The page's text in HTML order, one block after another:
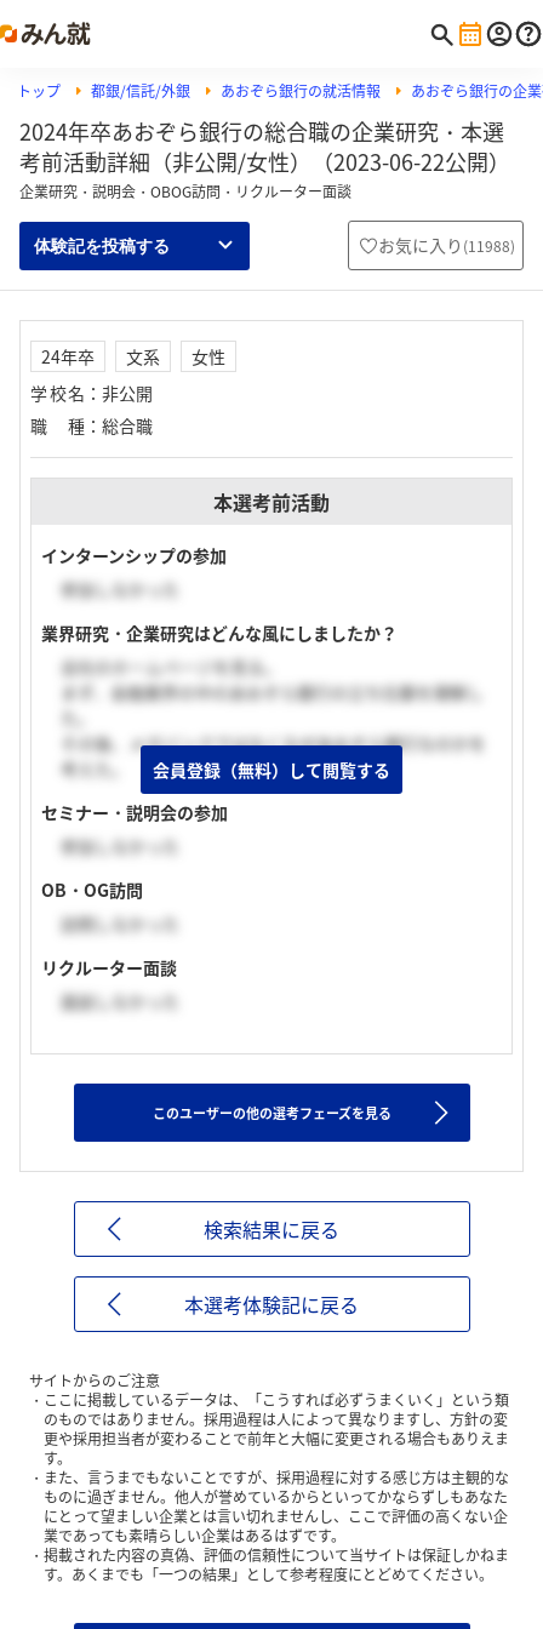
トップ 都銀/信託/外銀 あおぞら銀行の就活情報 あおぞら銀行の企
2024年卒あおぞら銀行の総合職の企業研究・本選
考前活動詳細（非公開/女性）（2023-06-22公開）
企業研究・説明会・OBOG訪問・リクルーター面談
体験記を投稿する お気に入り (11988)
24年卒 文系
女性
学校名 ： 非公開
職種 ： 総合職
本選考前活動
インターンシップの参加
参加しなかった
業界研究・企業研究はどんな風にしましたか？
会社のホームページを見る。
まず、金融業界の中のあおぞら銀行の立ち位置を理解し
その後、メガバンクではなくなぜあおぞら銀行なのかを
考えた。
セミナー・説明会の参加
参加しなかった
OB・OG訪問
訪問しなかった
リクルーター面談
面談しなかった
会員登録（無料）して閲覧する
このユーザーの他の選考フェーズを見る
検索結果に戻る
本選考体験記に戻る
サイトからのご注意
ここに掲載しているデータは、「こうすれば必ずうまくいく」という類
のものではありません。採用過程は人によって異なりますし、方針の変
更や採用担当者が変わることで前年と大幅に変更される場合もありえま
す。
また、言うまでもないことですが、採用過程に対する感じ方は主観的な
ものに過ぎません。他人が誉めているからといってかならずしもあなた
にとって望ましい企業とは言い切れませんし、ここで評価の高くない企
業であっても素晴らしい企業はあるはずです。
掲載された内容の真偽、評価の信頼性について当サイトは保証しかねま
す。あくまでも「一つの結果」として参考程度にとどめてください。